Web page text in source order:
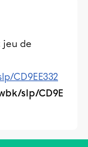
jeu de
CD9EE332
slp/CD9E